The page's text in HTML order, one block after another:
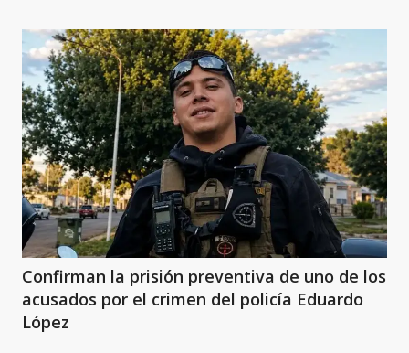
Confirman la prisión preventiva de uno de los
acusados por el crimen del policía Eduardo
López